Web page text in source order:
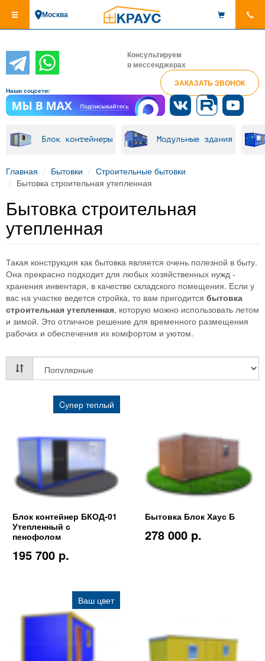
основному
Москва
Консультируем
в мессенджерах
ЗАКАЗАТЬ ЗВОНОК
Наши соцсети:
Блок контейнеры Модульные здания
Главная Бытовки
Строительные бытовки
Бытовка строительная утепленная
Бытовка строительная
утепленная
Такая конструкция как бытовка является очень полезной в быту.
Она прекрасно подходит для любых хозяйственных нужд -
хранения инвентаря, в качестве складского помещения. Если у
вас на участке ведется стройка, то вам пригодится бытовка
строительная утепленная, которую можно использовать летом
и зимой. Это отличное решение для временного размещения
рабочих и обеспечения их комфортом и уютом.
Cупер теплый
Блок контейнер БКОД-01
Утепленный с
пенофолом
195 700 p.
Бытовка Блок Хаус Б
278 000 p.
Ваш цвет